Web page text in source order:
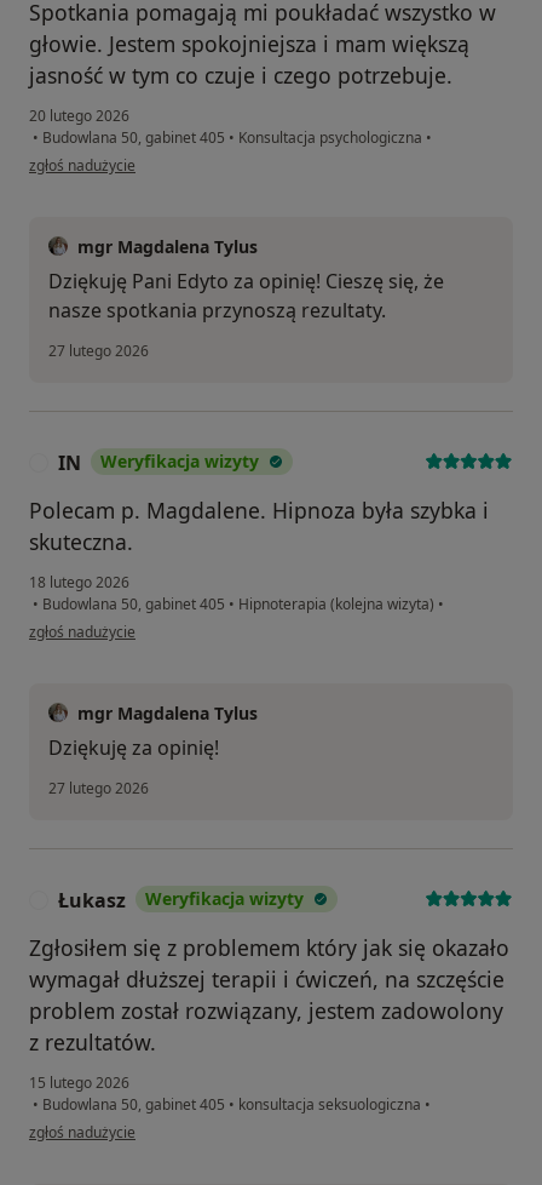
Spotkania pomagają mi poukładać wszystko w
głowie. Jestem spokojniejsza i mam większą
jasność w tym co czuje i czego potrzebuje.
20 lutego 2026
• Budowlana 50, gabinet 405 • Konsultacja psychologiczna •
w opinii użytkownika Edyta
zgłoś nadużycie
mgr Magdalena Tylus
Dziękuję Pani Edyto za opinię! Cieszę się, że
nasze spotkania przynoszą rezultaty.
27 lutego 2026
IN Weryfikacja wizyty
Polecam p. Magdalene. Hipnoza była szybka i
skuteczna.
18 lutego 2026
• Budowlana 50, gabinet 405 • Hipnoterapia (kolejna wizyta) •
w opinii użytkownika IN
zgłoś nadużycie
mgr Magdalena Tylus
Dziękuję za opinię!
27 lutego 2026
Łukasz Weryfikacja wizyty
Zgłosiłem się z problemem który jak się okazało
wymagał dłuższej terapii i ćwiczeń, na szczęście
problem został rozwiązany, jestem zadowolony
z rezultatów.
15 lutego 2026
• Budowlana 50, gabinet 405 • konsultacja seksuologiczna •
w opinii użytkownika Łukasz
zgłoś nadużycie